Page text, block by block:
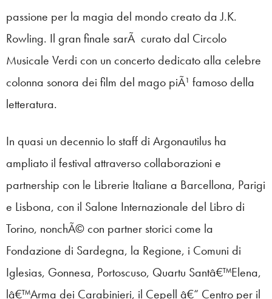
passione per la magia del mondo creato da J.K.
Rowling. Il gran finale sarÃ curato dal Circolo
Musicale Verdi con un concerto dedicato alla celebre
colonna sonora dei film del mago piÃ¹ famoso della
letteratura.
In quasi un decennio lo staff di Argonautilus ha
ampliato il festival attraverso collaborazioni e
partnership con le Librerie Italiane a Barcellona, Parigi
e Lisbona, con il Salone Internazionale del Libro di
Torino, nonchÃ© con partner storici come la
Fondazione di Sardegna, la Regione, i Comuni di
Iglesias, Gonnesa, Portoscuso, Quartu Santâ€™Elena,
lâ€™Arma dei Carabinieri, il Cepell â€“ Centro per il